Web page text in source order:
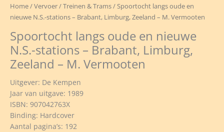
Home/Vervoer/Treinen & Trams/ Spoortocht langs oude en
nieuwe N.S.-stations – Brabant, Limburg, Zeeland – M. Vermooten
Spoortocht langs oude en nieuwe
N.S.-stations – Brabant, Limburg,
Zeeland – M. Vermooten
Uitgever: De Kempen
Jaar van uitgave: 1989
ISBN: 907042763X
Binding: Hardcover
Aantal pagina’s: 192